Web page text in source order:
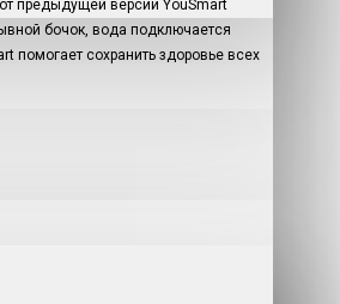
предыдущей версии YouSmart
бочок, вода подключается
помогает сохранить здоровье всех